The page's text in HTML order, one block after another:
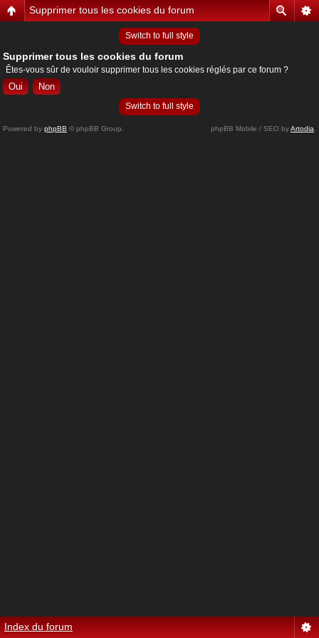
Supprimer tous les cookies du forum
Switch to full style
Supprimer tous les cookies du forum
Êtes-vous sûr de vouloir supprimer tous les cookies réglés par ce forum ?
Switch to full style
Powered by phpBB © phpBB Group. phpBB Mobile / SEO byArtodia
Index du forum